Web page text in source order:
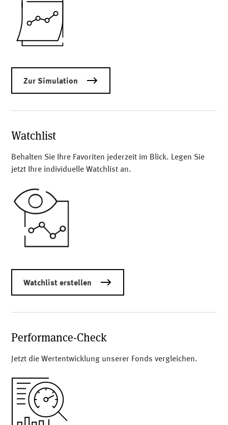
Zur Simulation
Watchlist
Behalten Sie Ihre Favoriten jederzeit im Blick. Legen Sie
jetzt Ihre individuelle Watchlist an.
Watchlist erstellen
Performance-Check
Jetzt die Wertentwicklung unserer Fonds vergleichen.